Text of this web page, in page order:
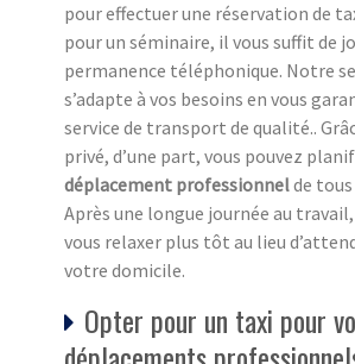
pour effectuer une réservation de
pour un séminaire, il vous suffit de
permanence téléphonique. Notre
s’adapte à vos besoins en vous
service de transport de qualité..
privé, d’une part, vous pouvez
déplacement professionnelde
Après une longue journée au
vous relaxer plus tôt au lieu
votre domicile.
Opter pour un taxi pour